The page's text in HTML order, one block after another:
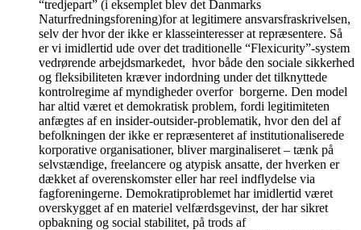
“tredjepart” (i eksemplet blev det Danmarks
Naturfredningsforening)for at legitimere ansvarsfraskrivelsen,
selv der hvor der ikke er klasseinteresser at repræsentere. Så
er vi imidlertid ude over det traditionelle “Flexicurity”-system
vedrørende arbejdsmarkedet, hvor både den sociale sikkerhed
og fleksibiliteten kræver indordning under det tilknyttede
kontrolregime af myndigheder overfor borgerne. Den model
har altid været et demokratisk problem, fordi legitimiteten
anfægtes af en insider-outsider-problematik, hvor den del af
befolkningen der ikke er repræsenteret af institutionaliserede
korporative organisationer, bliver marginaliseret – tænk på
selvstændige, freelancere og atypisk ansatte, der hverken er
dækket af overenskomster eller har reel indflydelse via
fagforeningerne. Demokratiproblemet har imidlertid været
overskygget af en materiel velfærdsgevinst, der har sikret
opbakning og social stabilitet, på trods af